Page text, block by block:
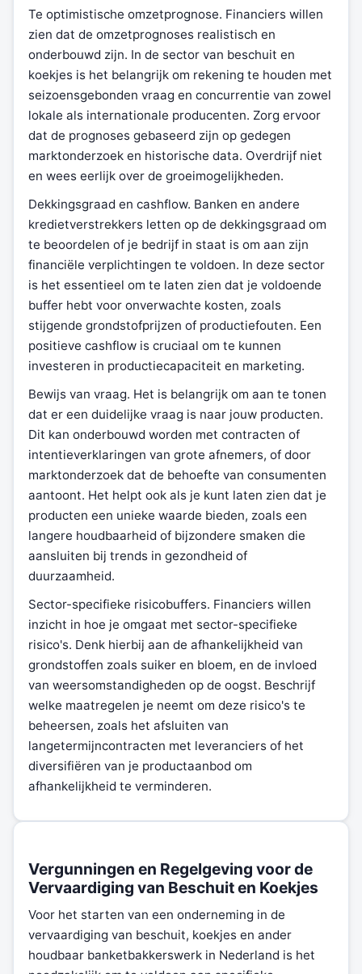
Te optimistische omzetprognose. Financiers willen
zien dat de omzetprognoses realistisch en
onderbouwd zijn. In de sector van beschuit en
koekjes is het belangrijk om rekening te houden met
seizoensgebonden vraag en concurrentie van zowel
lokale als internationale producenten. Zorg ervoor
dat de prognoses gebaseerd zijn op gedegen
marktonderzoek en historische data. Overdrijf niet
en wees eerlijk over de groeimogelijkheden.
Dekkingsgraad en cashflow. Banken en andere
kredietverstrekkers letten op de dekkingsgraad om
te beoordelen of je bedrijf in staat is om aan zijn
financiële verplichtingen te voldoen. In deze sector
is het essentieel om te laten zien dat je voldoende
buffer hebt voor onverwachte kosten, zoals
stijgende grondstofprijzen of productiefouten. Een
positieve cashflow is cruciaal om te kunnen
investeren in productiecapaciteit en marketing.
Bewijs van vraag. Het is belangrijk om aan te tonen
dat er een duidelijke vraag is naar jouw producten.
Dit kan onderbouwd worden met contracten of
intentieverklaringen van grote afnemers, of door
marktonderzoek dat de behoefte van consumenten
aantoont. Het helpt ook als je kunt laten zien dat je
producten een unieke waarde bieden, zoals een
langere houdbaarheid of bijzondere smaken die
aansluiten bij trends in gezondheid of
duurzaamheid.
Sector-specifieke risicobuffers. Financiers willen
inzicht in hoe je omgaat met sector-specifieke
risico's. Denk hierbij aan de afhankelijkheid van
grondstoffen zoals suiker en bloem, en de invloed
van weersomstandigheden op de oogst. Beschrijf
welke maatregelen je neemt om deze risico's te
beheersen, zoals het afsluiten van
langetermijncontracten met leveranciers of het
diversifiëren van je productaanbod om
afhankelijkheid te verminderen.
Vergunningen en Regelgeving voor de
Vervaardiging van Beschuit en Koekjes
Voor het starten van een onderneming in de
vervaardiging van beschuit, koekjes en ander
houdbaar banketbakkerswerk in Nederland is het